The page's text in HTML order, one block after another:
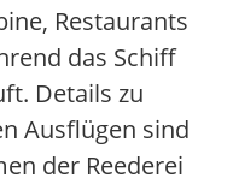
Restaurants
das Schiff
Details zu
Ausflügen sind
der Reederei